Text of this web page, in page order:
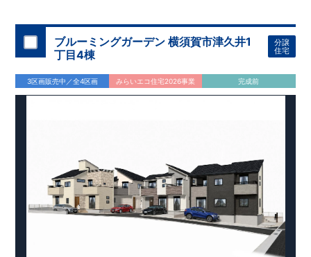
耐震、制震に優れた【ダンパー】採用！
1号棟、お子さまの勉強や作業スペースとしても使える【
マルチ
スキップ】、
2号棟、来客時には客間にもなる【便利な和室】、洗面室にはタ
し、お手入れのしやすい仕様となっております。
東栄住宅の家づくりへのこだわり ■『長期優良住宅』取得!
詳しくはクリック!) ・国が定めた7つの技術基準をクリアしてい
ます。 ・住宅ローン減税、固定資産税などの税制優遇を受けら
れます。 ・中古市場でも、長期優良住宅が有利に働きます。 ■
←詳しくはクリック!) ・『設計』住
宅性能評価‥‥建物設計段階で、国が認めた第三者機関が評価し
・『建設』住宅性能評価‥‥評価を受けた図面通り
ブルーミングガーデン 横須賀市津久井1
丁目4棟
分譲
住宅
3区画販売中／全4区画 みらいエコ住宅2026事業 完成前